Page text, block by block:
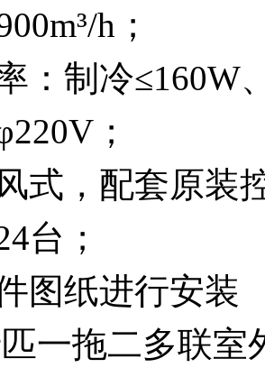
h；
：制冷≤160W
；
式，配套原装
台；
图纸进行安装
匹一拖二多联室